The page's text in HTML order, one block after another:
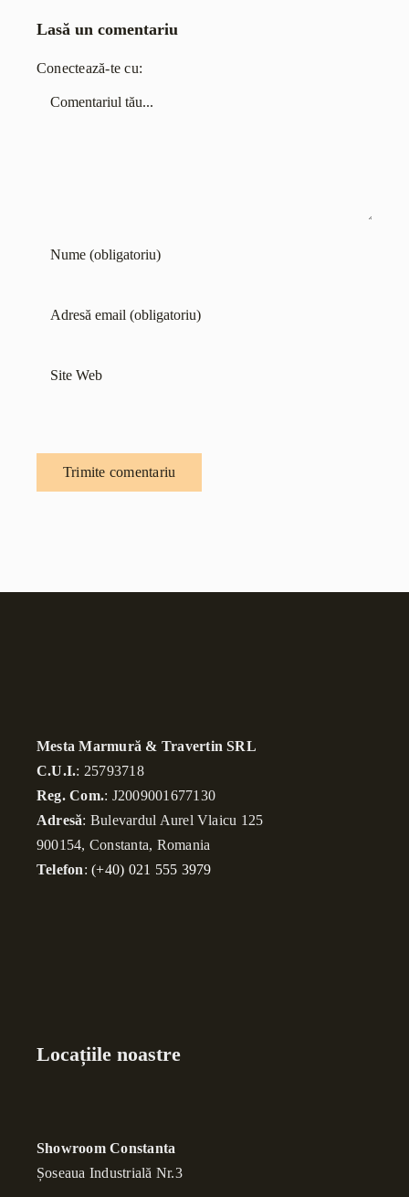
Lasă un comentariu
Conectează-te cu:
Comentariu
Mesta Marmură & Travertin SRL
C.U.I.: 25793718
Reg. Com.: J2009001677130
Adresă: Bulevardul Aurel Vlaicu 125
900154, Constanta, Romania
Telefon:(+40) 021 555 3979
Locațiile noastre
Showroom Constanta
Șoseaua Industrială Nr.3